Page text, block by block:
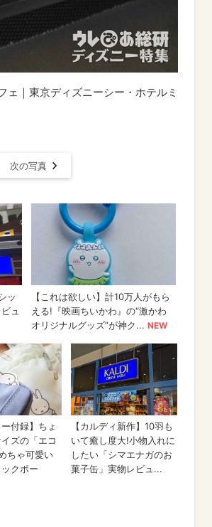
ェ｜東京ディズニーシー・ホテルミ
次の写真